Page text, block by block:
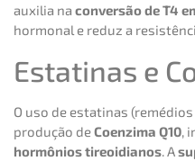
auxilia na conversão de T4
hormonal e reduz a
Estatinas e
O uso de estatinas
produção deCoenzima Q10 ,
hormônios tireoidianos . A